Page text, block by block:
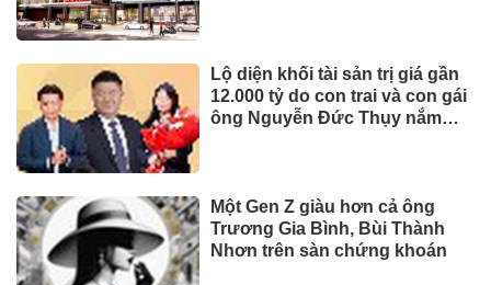
Lộ diện khối tài sản trị giá gần
12.000 tỷ do con trai và con gái
ông Nguyễn Đức Thụy nắm
Một Gen Z giàu hơn cả ông
Trương Gia Bình, Bùi Thành
Nhơn trên sàn chứng khoán